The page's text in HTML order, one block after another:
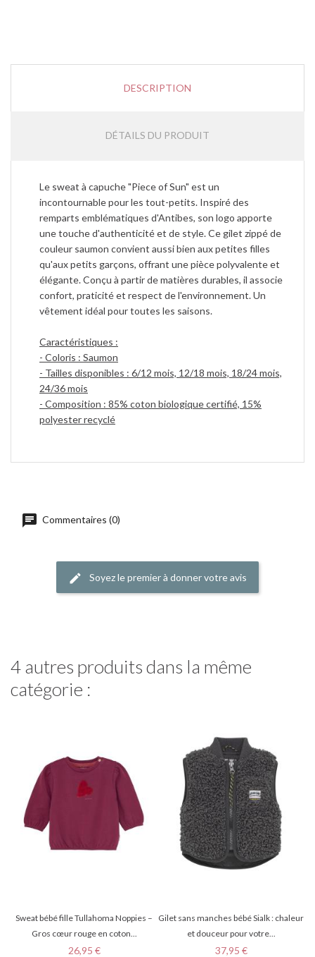
DESCRIPTION
DÉTAILS DU PRODUIT
Le sweat à capuche "Piece of Sun" est un
incontournable pour les tout-petits. Inspiré des
remparts emblématiques d'Antibes, son logo apporte
une touche d'authenticité et de style. Ce gilet zippé de
couleur saumon convient aussi bien aux petites filles
qu'aux petits garçons, offrant une pièce polyvalente et
élégante. Conçu à partir de matières durables, il associe
confort, praticité et respect de l'environnement. Un
vêtement idéal pour toutes les saisons.
Caractéristiques :
- Coloris : Saumon
- Tailles disponibles : 6/12 mois, 12/18 mois, 18/24 mois,
24/36 mois
- Composition : 85% coton biologique certifié, 15%
polyester recyclé
Commentaires (0)
Soyez le premier à donner votre avis
4 autres produits dans la même
catégorie :
Sweat bébé fille Tullahoma Noppies –
Gros cœur rouge en coton...
Prix
26,95 €
Gilet sans manches bébé Sialk : chaleur
et douceur pour votre...
Prix
37,95 €